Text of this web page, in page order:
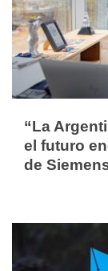
“La
el futuro
de